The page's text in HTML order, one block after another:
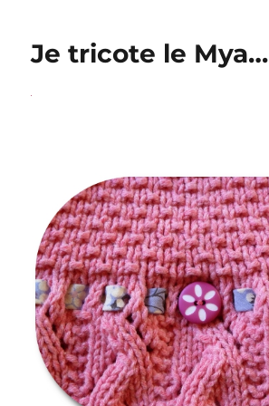
Je tricote le Mya…